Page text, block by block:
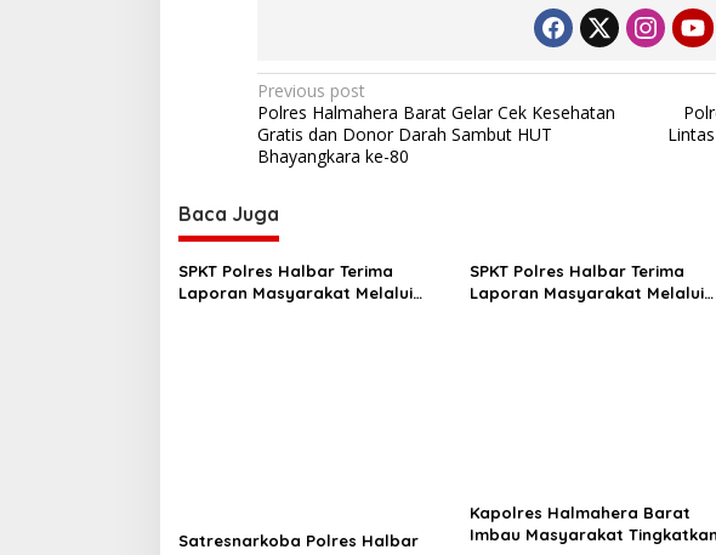
P
o
s
n
a
v
n
Previous post
Polres Halmahera Barat Gelar Cek Kesehatan
Gratis dan Donor Darah Sambut HUT
Bhayangkara ke-80
Baca Juga
SPKT Polres Halbar Terima
Laporan Masyarakat Melalui
SPKT Polres Halbar Terima
Laporan Masyarakat Melalui
Satresnarkoba Polres Halbar
Kapolres Halmahera Barat
Imbau Masyarakat Tingkatkan